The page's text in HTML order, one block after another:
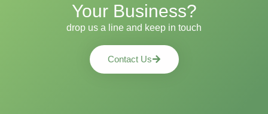
Your Business?
drop us a line and keep in touch
Contact Us